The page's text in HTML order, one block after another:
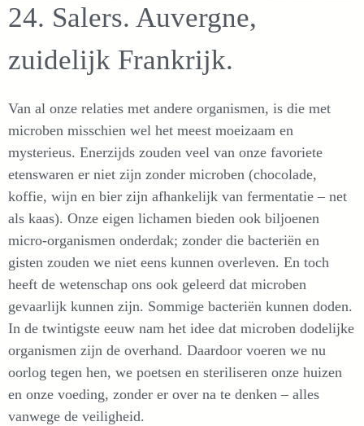
24. Salers. Auvergne,
zuidelijk Frankrijk.
Van al onze relaties met andere organismen, is die met
microben misschien wel het meest moeizaam en
mysterieus. Enerzijds zouden veel van onze favoriete
etenswaren er niet zijn zonder microben (chocolade,
koffie, wijn en bier zijn afhankelijk van fermentatie – net
als kaas). Onze eigen lichamen bieden ook biljoenen
micro-organismen onderdak; zonder die bacteriën en
gisten zouden we niet eens kunnen overleven. En toch
heeft de wetenschap ons ook geleerd dat microben
gevaarlijk kunnen zijn. Sommige bacteriën kunnen doden.
In de twintigste eeuw nam het idee dat microben dodelijke
organismen zijn de overhand. Daardoor voeren we nu
oorlog tegen hen, we poetsen en steriliseren onze huizen
en onze voeding, zonder er over na te denken – alles
vanwege de veiligheid.